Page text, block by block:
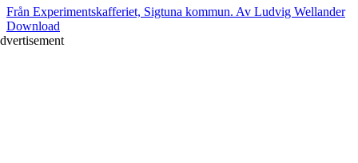
Från Experimentskafferiet, Sigtuna kommun. Av Ludvig Wellander
Download